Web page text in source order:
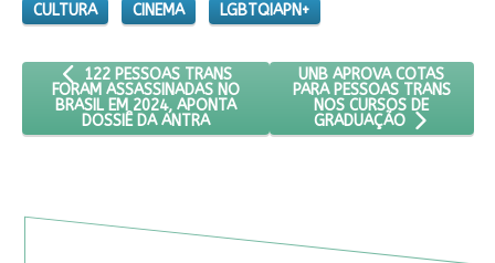
CULTURA CINEMA LGBTQIAPN+
ARTIGO ANTERIOR: 122 PESSOAS TRANS FORAM
122 PESSOAS TRANS
FORAM ASSASSINADAS NO
BRASIL EM 2024, APONTA
DOSSIÊ DA ANTRA
PRÓXIMO ARTIGO: UNB
UNB APROVA COTAS
PARA PESSOAS TRANS
NOS CURSOS DE
GRADUAÇÃO